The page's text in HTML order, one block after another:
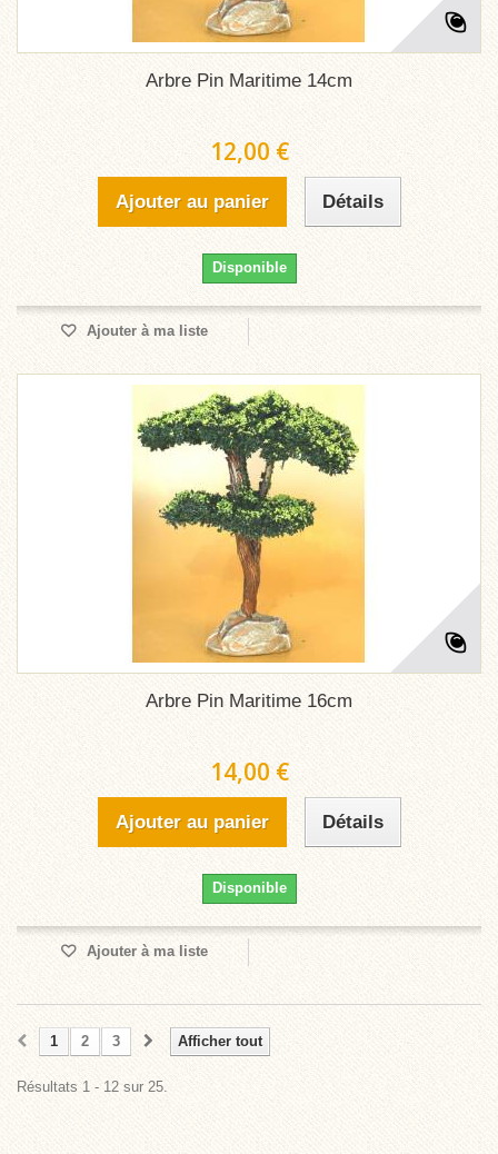
Arbre Pin Maritime 14cm
12,00 €
Ajouter au panier Détails
Disponible
Ajouter à ma liste
Arbre Pin Maritime 16cm
14,00 €
Ajouter au panier Détails
Disponible
Ajouter à ma liste
Afficher tout
1 2 3
Résultats 1 - 12 sur 25.